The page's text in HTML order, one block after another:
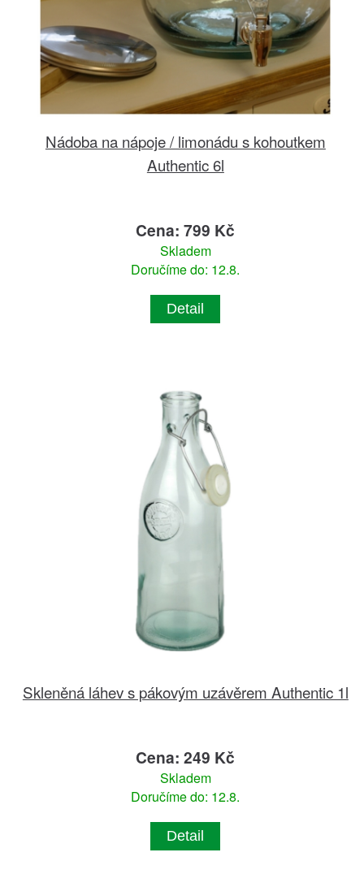
Nádoba na nápoje / limonádu s kohoutkem
Authentic 6l
Cena: 799 Kč
Skladem
Doručíme do: 12.8.
Detail
Skleněná láhev s pákovým uzávěrem Authentic 1l
Cena: 249 Kč
Skladem
Doručíme do: 12.8.
Detail